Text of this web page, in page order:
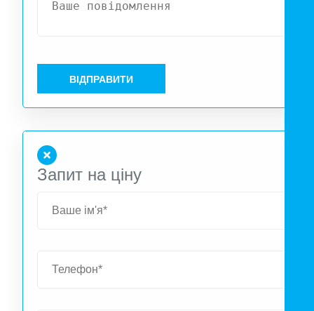
ВІДПРАВИТИ
Запит на ціну